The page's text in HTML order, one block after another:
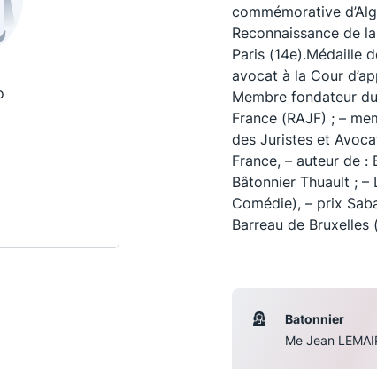
commémorative
Reconnaissance de
Paris (14e).Médaille
avocat à la Cour
Membre fondateur
France (RAJF) ; –
des Juristes et
France, – auteur de
Bâtonnier Thuault ;
Comédie), – prix
Barreau de Bruxelles
Batonnier
Me Jean